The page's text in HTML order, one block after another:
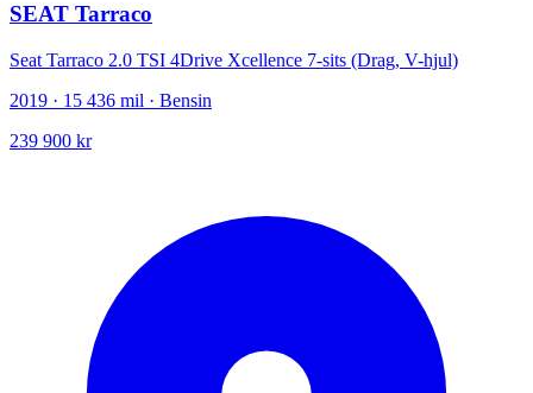
SEAT Tarraco
Seat Tarraco 2.0 TSI 4Drive Xcellence 7-sits (Drag, V-hjul)
2019 · 15 436 mil · Bensin
239 900 kr